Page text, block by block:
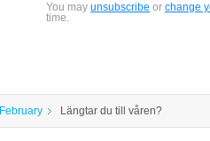
You may unsubscribe or change
time.
February Längtar du till våren?